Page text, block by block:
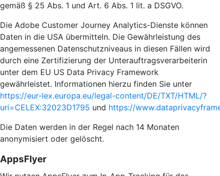
gemäß § 25 Abs. 1 und Art. 6 Abs. 1 lit. a DSGVO.
Die Adobe Customer Journey Analytics-Dienste können
Daten in die USA übermitteln. Die Gewährleistung des
angemessenen Datenschutzniveaus in diesen Fällen wird
durch eine Zertifizierung der Unterauftragsverarbeiterin
unter dem EU US Data Privacy Framework
gewährleistet. Informationen hierzu finden Sie unter
https://eur-lex.europa.eu/legal-content/DE/TXT/HTML/?
uri=CELEX:32023D1795 und https://
Die Daten werden in der Regel nach 14 Monaten
anonymisiert oder gelöscht.
AppsFlyer